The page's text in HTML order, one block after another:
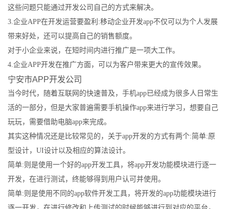
这些问题只能通过开发公司自己的方式来解决。
3.企业APP在开发运营要盈利:移动企业开发app不仅可以为个人发展
带来好处，还可以提高自己的销售额度。
对于小企业来说，在短时间内进行推广是一项大工作。
4.企业APP开发在推广方面，可以为客户带来更大的宣传效果。
宁安市APP开发公司
当今时代，随着互联网的快速普及，手机app已经成为很多人日常生
活的一部分，但是大家普遍需要手机操作app来进行学习，想要自己
玩玩，需要借助电脑app来完成。
其实这种情况还是比较常见的，关于app开发的方式有两个:简单:原
型设计，UI设计以及相应的算法设计。
简单:则是使用一个好的app开发工具，将app开发功能模块进行逐一
开发，在进行测试，终能够得到用户认可并使用。
简单:则是使用不同的app软件开发工具，将开发的app功能模块进行